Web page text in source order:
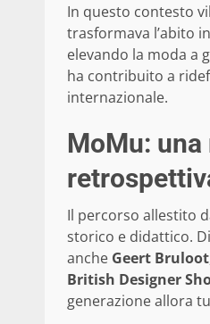
In questo contesto
trasformava l’abito
elevando la moda a
ha contribuito a
internazionale.
MoMu:
Il percorso allestito
storico e didattico.
anche Geert Bruloot
British Designer
generazione allora